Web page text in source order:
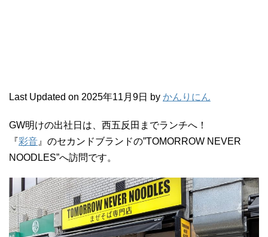
Last Updated on 2025年11月9日 by かんりにん
GW明けの出社日は、西五反田までランチへ！
『彩音 』のセカンドブランドの”TOMORROW NEVER
NOODLES”へ訪問です。